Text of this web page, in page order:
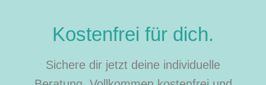
Kostenfrei für dich.
Sichere dir jetzt deine individuelle